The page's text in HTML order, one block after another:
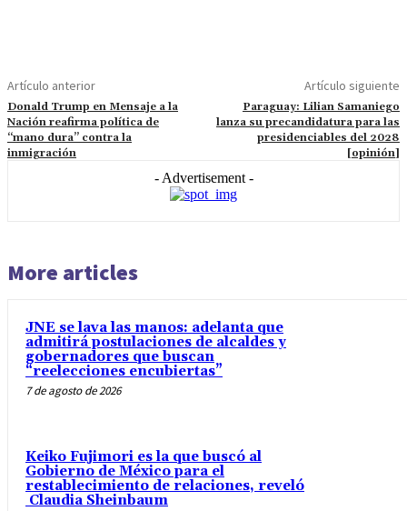
Artículo anterior
Donald Trump en Mensaje a la
Nación reafirma política de
“mano dura” contra la
inmigración
Artículo siguiente
Paraguay: Lilian Samaniego
lanza su precandidatura para las
presidenciables del 2028
[opinión]
- Advertisement -
More articles
JNE se lava las manos: adelanta que
admitirá postulaciones de alcaldes y
gobernadores que buscan
“reelecciones encubiertas”
7 de agosto de 2026
Keiko Fujimori es la que buscó al
Gobierno de México para el
restablecimiento de relaciones, reveló
Claudia Sheinbaum